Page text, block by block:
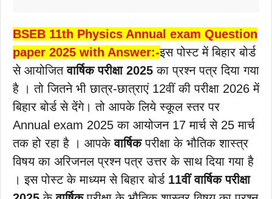
BSEB 11th Physics Annual exam Question
paper 2025 with Answer:-इस पोस्ट में बिहार बोर्ड
से आयोजितवार्षिक परीक्षा 2025 का प्रश्न पत्र दिया गया
है । तो जितने भी छात्र-छात्राएं 12वीं की परीक्षा 2026 में
बिहार बोर्ड से देंगे। तो आपके लिये स्कूल स्तर पर
Annual exam 2025 का आयोजन 17 मार्च से 25 मार्च
तक हो रहा है । आपकेवार्षिकपरीक्षा के भौतिक शास्त्र
विषय का अरिजनल प्रश्न पत्र उत्तर के साथ दिया गया है
। इस पोस्ट के माध्यम से बिहार बोर्ड 11वीं वार्षिक परीक्षा